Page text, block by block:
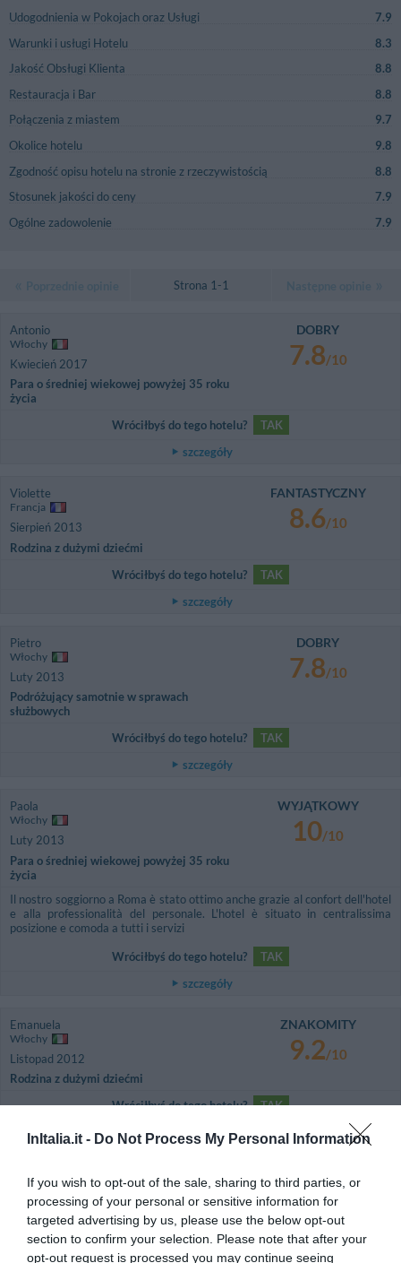
InItalia.it - Do Not Process My Personal Information
If you wish to opt-out of the sale, sharing to third parties, or
processing of your personal or sensitive information for
targeted advertising by us, please use the below opt-out
section to confirm your selection. Please note that after your
opt-out request is processed you may continue seeing
Udogodnienia w Pokojach oraz Usługi
7.9
Warunki i usługi Hotelu
8.3
Jakość Obsługi Klienta
8.8
Restauracja i Bar
8.8
Połączenia z miastem
9.7
Okolice hotelu
9.8
Zgodność opisu hotelu na stronie z rzeczywistością
8.8
Stosunek jakości do ceny
7.9
Ogólne zadowolenie
7.9
Strona 1-1
Antonio
Włochy
Kwiecień 2017
Para o średniej wiekowej powyżej 35 roku
życia
DOBRY
7.8/10
Wróciłbyś do tego hotelu?
TAK
szczegóły
Violette
Francja
Sierpień 2013
Rodzina z dużymi dziećmi
FANTASTYCZNY
8.6/10
Wróciłbyś do tego hotelu?
TAK
szczegóły
Pietro
Włochy
Luty 2013
Podróżujący samotnie w sprawach
służbowych
DOBRY
7.8/10
Wróciłbyś do tego hotelu?
TAK
szczegóły
Paola
Włochy
Luty 2013
Para o średniej wiekowej powyżej 35 roku
życia
WYJĄTKOWY
10/10
Il nostro soggiorno a Roma è stato ottimo anche grazie al confort dell'hotel
e alla professionalità del personale. L'hotel è situato in centralissima
posizione e comoda a tutti i servizi
Wróciłbyś do tego hotelu?
TAK
szczegóły
Emanuela
Włochy
Listopad 2012
Rodzina z dużymi dziećmi
ZNAKOMITY
9.2/10
Wróciłbyś do tego hotelu?
TAK
szczegóły
Izrael
Grudzień 2011
Para o średniej wiekowej powyżej 35 roku
życia
6.6/10